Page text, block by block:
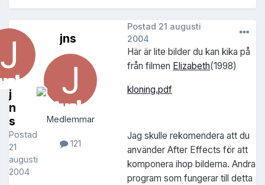
j
n
s
Postad
21
augusti
2004
jns
Medlemmar
121
Postad 21 augusti
2004
Här är lite bilder du kan kika på
från filmen Elizabeth(1998)
kloning.pdf
Jag skulle rekomendera att du
använder After Effects för att
komponera ihop bilderna. Andra
program som fungerar till detta